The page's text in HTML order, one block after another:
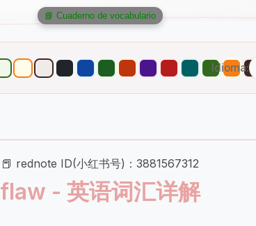
Idioma:
📕 rednote ID(小红书号)：3881567312
flaw - 英语词汇详解
📘 Cuaderno de vocabulario